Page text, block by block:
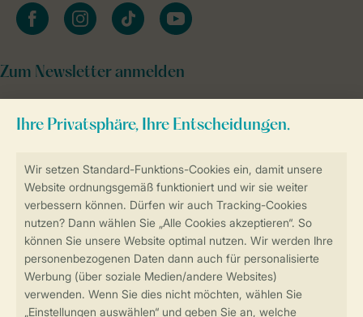
Sicher und schnell zur Online-Buchung
Sichere Datenübertragung
Sicheres Bezahlen
facebookinstagramtiktok youtube
Zum Newsletter anmelden